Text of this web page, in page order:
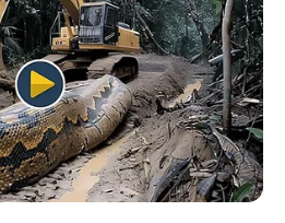
Portrayal Of Reality – Take